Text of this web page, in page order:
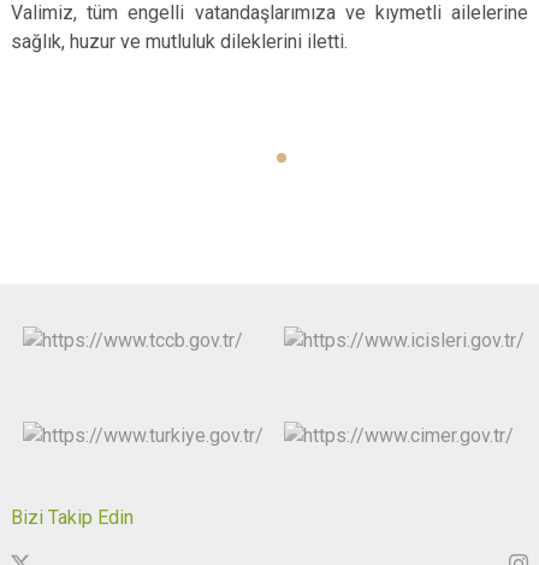
Valimiz, tüm engelli vatandaşlarımıza ve kıymetli ailelerine
sağlık, huzur ve mutluluk dileklerini iletti.
Bizi Takip Edin